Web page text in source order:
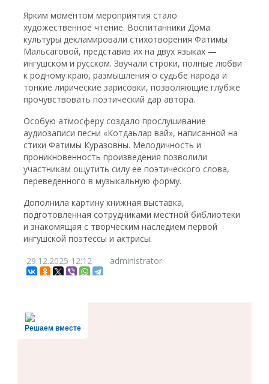
Ярким моментом мероприятия стало
художественное чтение. Воспитанники Дома
культуры декламировали стихотворения Фатимы
Мальсаговой, представив их на двух языках —
ингушском и русском. Звучали строки, полные любви
к родному краю, размышления о судьбе народа и
тонкие лирические зарисовки, позволяющие глубже
прочувствовать поэтический дар автора.
Особую атмосферу создало прослушивание
аудиозаписи песни «Котдаьлар вай», написанной на
стихи Фатимы Куразовны. Мелодичность и
проникновенность произведения позволили
участникам ощутить силу ее поэтического слова,
переведенного в музыкальную форму.
Дополнила картину книжная выставка,
подготовленная сотрудниками местной библиотеки
и знакомящая с творческим наследием первой
ингушской поэтессы и актрисы.
29.12.2025 12:12 administrator
Решаем вместе